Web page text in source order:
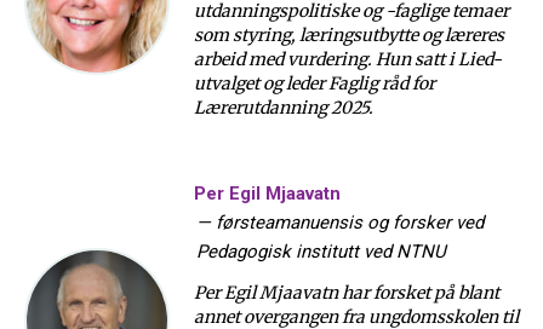
utdanningspolitiske og -faglige temaer
som styring, læringsutbytte og læreres
arbeid med vurdering. Hun satt i Lied-
utvalget og leder Faglig råd for
Lærerutdanning 2025.
Per Egil Mjaavatn
— førsteamanuensis og forsker ved
Pedagogisk institutt ved NTNU
Per Egil Mjaavatn har forsket på blant
annet overgangen fra ungdomsskolen til